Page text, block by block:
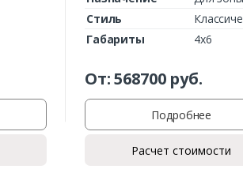
Стиль
Габариты
4х6
От:568700руб.
Подробнее
Расчет стоимости